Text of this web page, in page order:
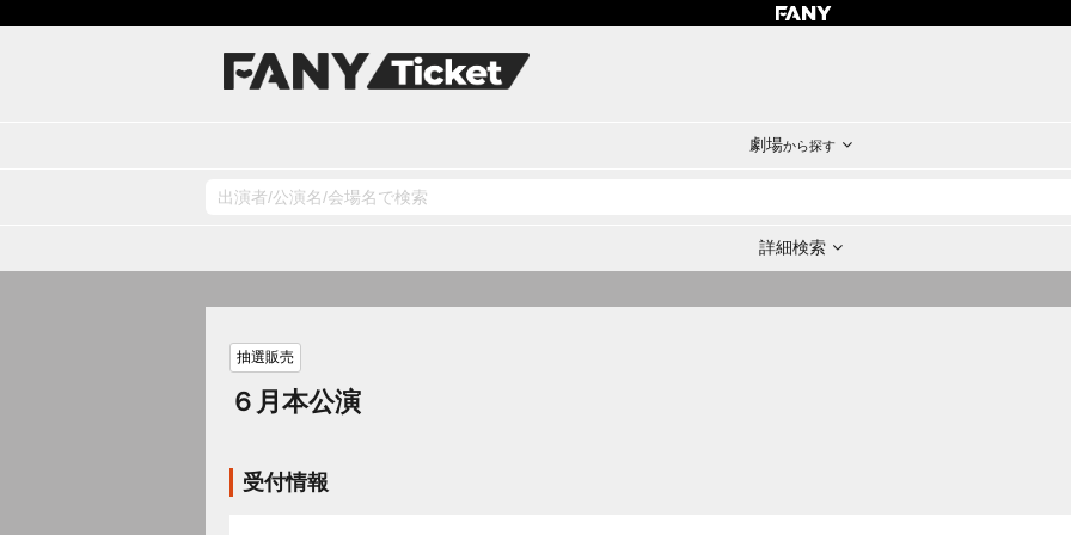
劇場から探す
詳細検索
抽選販売
６月本公演
受付情報